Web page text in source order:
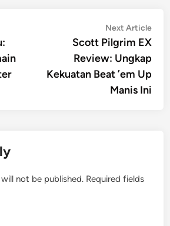
Next Article
Scott Pilgrim EX
Review: Ungkap
Kekuatan Beat ’em Up
Manis Ini
not be published. Required fields